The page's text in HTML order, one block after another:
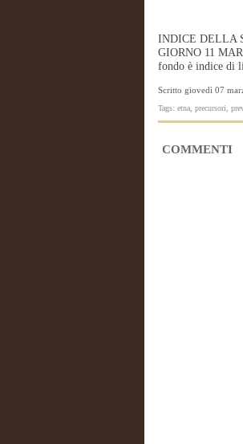
INDICE DELLA
GIORNO 11
fondo è indice di
Scritto giovedì 07
Tags: etna, precursori,
COMMENTI